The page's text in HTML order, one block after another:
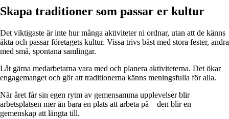
Skapa traditioner som passar er kultur
Det viktigaste är inte hur många aktiviteter ni ordnar, utan att de känns
äkta och passar företagets kultur. Vissa trivs bäst med stora fester, andra
med små, spontana samlingar.
Låt gärna medarbetarna vara med och planera aktiviteterna. Det ökar
engagemanget och gör att traditionerna känns meningsfulla för alla.
När året får sin egen rytm av gemensamma upplevelser blir
arbetsplatsen mer än bara en plats att arbeta på – den blir en
gemenskap att längta till.